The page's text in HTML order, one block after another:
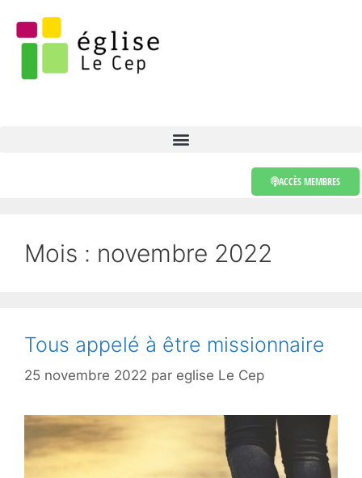
ACCÈS MEMBRES
Mois : novembre 2022
Tous appelé à être missionnaire
25 novembre 2022 par eglise Le Cep